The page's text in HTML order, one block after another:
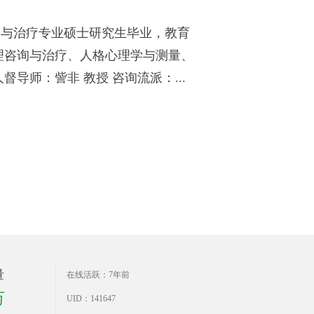
治疗专业硕士研究生毕业，教育
询与治疗、人格心理学与测量、
导师：訾非 教授 咨询流派：...
在线活跃：7年前
UID：141647